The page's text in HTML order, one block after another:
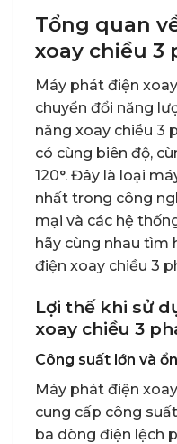
Tổng quan
xoay chiều 3
Máy phát điện
chuyển đổi năng
năng xoay chiều 3
có cùng biên độ,
120°. Đây là loại
nhất trong công
mại và các hệ
hãy cùng nhau tìm
điện xoay chiều 3
Lợi thế khi sử
xoay chiều 3
Công suất lớn và
Máy phát điện
cung cấp công
ba dòng điện lệch